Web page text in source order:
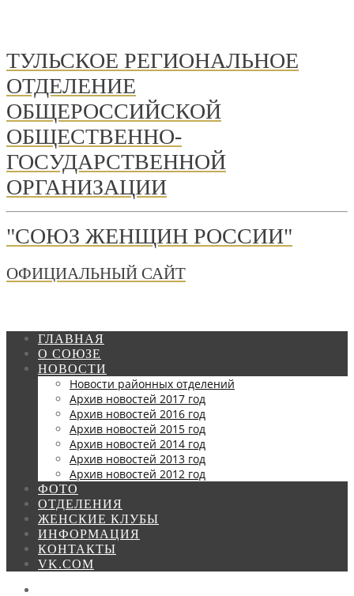
ТУЛЬСКОЕ РЕГИОНАЛЬНОЕ
ОТДЕЛЕНИЕ
ОБЩЕРОССИЙСКОЙ
ОБЩЕСТВЕННО-
ГОСУДАРСТВЕННОЙ
ОРГАНИЗАЦИИ
"СОЮЗ ЖЕНЩИН РОССИИ"
ОФИЦИАЛЬНЫЙ САЙТ
ГЛАВНАЯ
О СОЮЗЕ
НОВОСТИ
Новости районных отделений
Архив новостей 2017 год
Архив новостей 2016 год
Архив новостей 2015 год
Архив новостей 2014 год
Архив новостей 2013 год
Архив новостей 2012 год
ФОТО
ОТДЕЛЕНИЯ
ЖЕНСКИЕ КЛУБЫ
ИНФОРМАЦИЯ
КОНТАКТЫ
VK.COM